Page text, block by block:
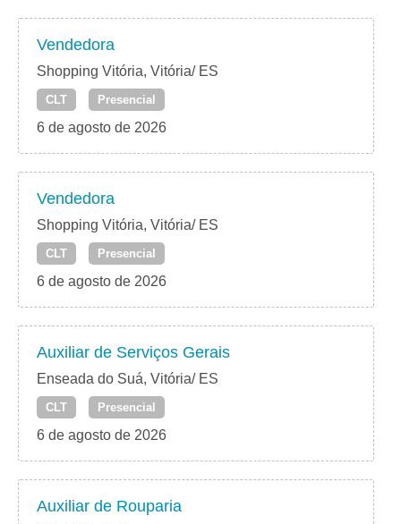
Vendedora
Shopping Vitória, Vitória/ ES
CLT Presencial
6 de agosto de 2026
Vendedora
Shopping Vitória, Vitória/ ES
CLT Presencial
6 de agosto de 2026
Auxiliar de Serviços Gerais
Enseada do Suá, Vitória/ ES
CLT Presencial
6 de agosto de 2026
Auxiliar de Rouparia